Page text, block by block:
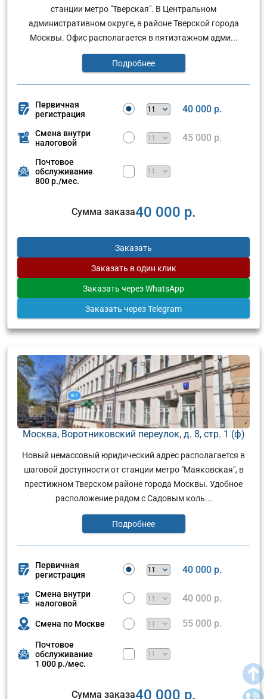
станции метро "Тверская". В Центральном
административном округе, в районе Тверской города
Москвы. Офис располагается в пятиэтажном адми...
Подробнее
Первичная
регистрация
40 000 р.
Смена внутри
налоговой
45 000 р.
Почтовое
обслуживание
800 р./мес.
Сумма заказа40 000 р.
Заказать
Заказать в один клик
Заказать через WhatsApp
Заказать через Telegram
Москва, Воротниковский переулок, д. 8, стр. 1 (ф)
Новый немассовый юридический адрес располагается в
шаговой доступности от станции метро "Маяковская", в
престижном Тверском районе города Москвы. Удобное
расположение рядом с Садовым коль...
Подробнее
Первичная
регистрация
40 000 р.
Смена внутри
налоговой
40 000 р.
Смена по Москве 55 000 р.
Почтовое
обслуживание
1 000 р./мес.
Сумма заказа40 000 р.